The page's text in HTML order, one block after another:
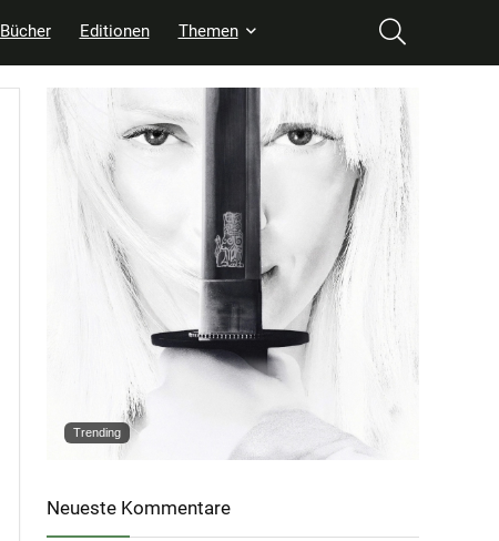
Bücher Editionen Themen
Trending
Neueste Kommentare